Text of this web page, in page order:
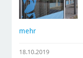
mehr
18.10.2019